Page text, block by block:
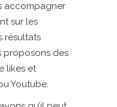
accompagner
sur les
résultats
proposons des
likes et
Youtube.